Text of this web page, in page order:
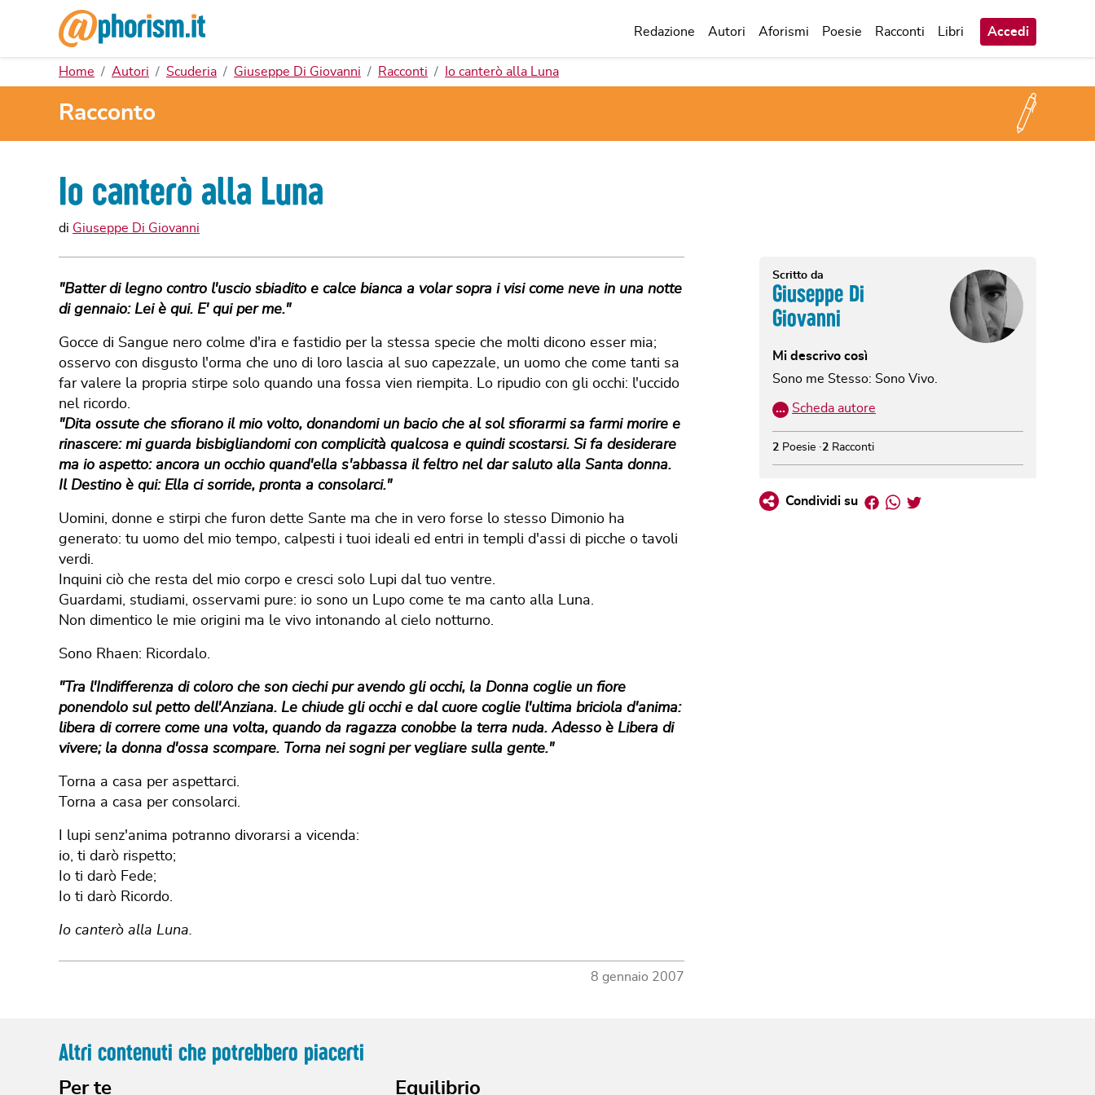
Redazione Autori Aforismi Poesie Racconti Libri Accedi
Home Autori Scuderia Giuseppe Di Giovanni Racconti Io canterò alla Luna
Racconto
Io canterò alla Luna
di Giuseppe Di Giovanni
"Batter di legno contro l'uscio sbiadito e calce bianca a volar sopra i visi come neve in una notte
di gennaio: Lei è qui. E' qui per me."
Gocce di Sangue nero colme d'ira e fastidio per la stessa specie che molti dicono esser mia;
osservo con disgusto l'orma che uno di loro lascia al suo capezzale, un uomo che come tanti sa
far valere la propria stirpe solo quando una fossa vien riempita. Lo ripudio con gli occhi: l'uccido
nel ricordo.
"Dita ossute che sfiorano il mio volto, donandomi un bacio che al sol sfiorarmi sa farmi morire e
rinascere: mi guarda bisbigliandomi con complicità qualcosa e quindi scostarsi. Si fa desiderare
ma io aspetto: ancora un occhio quand'ella s'abbassa il feltro nel dar saluto alla Santa donna.
Il Destino è qui: Ella ci sorride, pronta a consolarci."
Uomini, donne e stirpi che furon dette Sante ma che in vero forse lo stesso Dimonio ha
generato: tu uomo del mio tempo, calpesti i tuoi ideali ed entri in templi d'assi di picche o tavoli
verdi.
Inquini ciò che resta del mio corpo e cresci solo Lupi dal tuo ventre.
Guardami, studiami, osservami pure: io sono un Lupo come te ma canto alla Luna.
Non dimentico le mie origini ma le vivo intonando al cielo notturno.
Sono Rhaen: Ricordalo.
"Tra l'Indifferenza di coloro che son ciechi pur avendo gli occhi, la Donna coglie un fiore
ponendolo sul petto dell'Anziana. Le chiude gli occhi e dal cuore coglie l'ultima briciola d'anima:
libera di correre come una volta, quando da ragazza conobbe la terra nuda. Adesso è Libera di
vivere; la donna d'ossa scompare. Torna nei sogni per vegliare sulla gente."
Torna a casa per aspettarci.
Torna a casa per consolarci.
I lupi senz'anima potranno divorarsi a vicenda:
io, ti darò rispetto;
Io ti darò Fede;
Io ti darò Ricordo.
Io canterò alla Luna.
8 gennaio 2007
Scritto da
Giuseppe Di
Giovanni
Mi descrivo così
Sono me Stesso: Sono Vivo.
… Scheda autore
2 Poesie 2 Racconti
Condividi su Facebook
Whatsapp
Twitter
Altri contenuti che potrebbero piacerti
Per te Equilibrio